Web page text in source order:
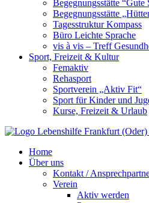
Begegnungsstätte “Gute
Begegnungsstätte
Tagesstruktur Kompass
Büro Leichte Sprache
vis à vis – Treff
Sport, Freizeit & Kultur
Femaktiv
Rehasport
Sportverein „Aktiv Fit“
Sport für Kinder und
Kurse, Freizeit & Urlaub
Home
Über uns
Kontakt /
Verein
Aktiv werden